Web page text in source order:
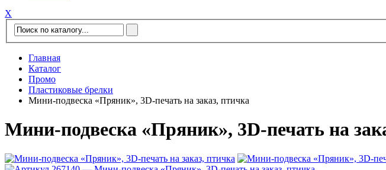
Х
Главная
Каталог
Промо
Пластиковые брелки
Мини-подвеска «Пряник», 3D-печать на заказ, птичка
Мини-подвеска «Пряник», 3D-печать на